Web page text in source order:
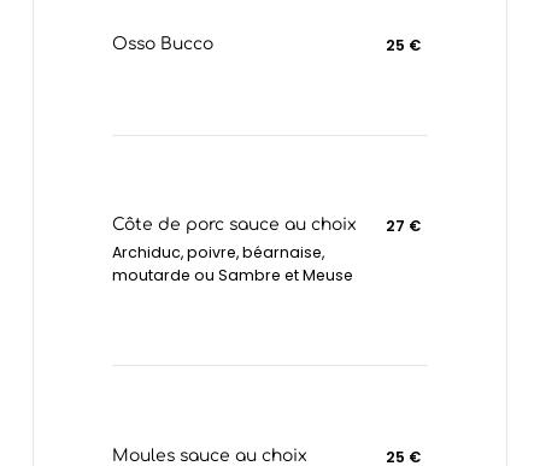
Osso Bucco 25 €
Côte de porc sauce au choix
Archiduc, poivre, béarnaise,
moutarde ou Sambre et Meuse
27 €
Moules sauce au choix 25 €